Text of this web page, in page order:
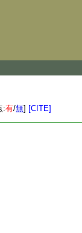
:有/無] [CITE]